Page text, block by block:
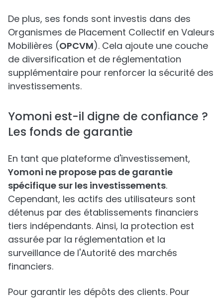
De plus, ses fonds sont investis dans des
Organismes de Placement Collectif en Valeurs
Mobilières (OPCVM). Cela ajoute une couche
de diversification et de réglementation
supplémentaire pour renforcer la sécurité des
investissements.
Yomoni est-il digne de confiance ?
Les fonds de garantie
En tant que plateforme d'investissement,
Yomoni ne propose pas de garantie
spécifique sur les investissements.
Cependant, les actifs des utilisateurs sont
détenus par des établissements financiers
tiers indépendants. Ainsi, la protection est
assurée par la réglementation et la
surveillance de l'Autorité des marchés
financiers.
Pour garantir les dépôts des clients. Pour